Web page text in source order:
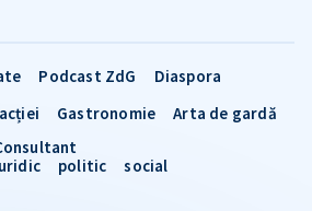
Podcast ZdG
Diaspora
Gastronomie
Arta de gardă
politic social